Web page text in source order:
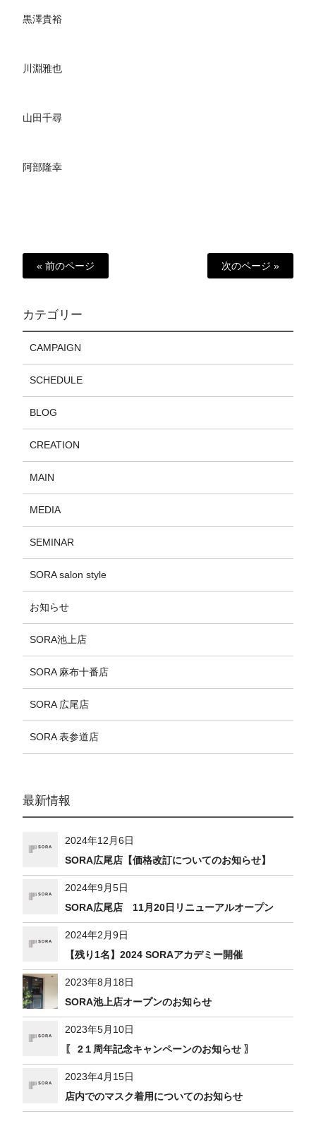
黒澤貴裕
川淵雅也
山田千尋
阿部隆幸
« 前のページ 次のページ »
カテゴリー
CAMPAIGN
SCHEDULE
BLOG
CREATION
MAIN
MEDIA
SEMINAR
SORA salon style
お知らせ
SORA池上店
SORA 麻布十番店
SORA 広尾店
SORA 表参道店
最新情報
2024年12月6日
SORA広尾店【価格改訂についてのお知らせ】
2024年9月5日
SORA広尾店 11月20日リニューアルオープン
2024年2月9日
【残り1名】2024 SORAアカデミー開催
2023年8月18日
SORA池上店オープンのお知らせ
2023年5月10日
〖 2１周年記念キャンペーンのお知らせ 〗
2023年4月15日
店内でのマスク着用についてのお知らせ